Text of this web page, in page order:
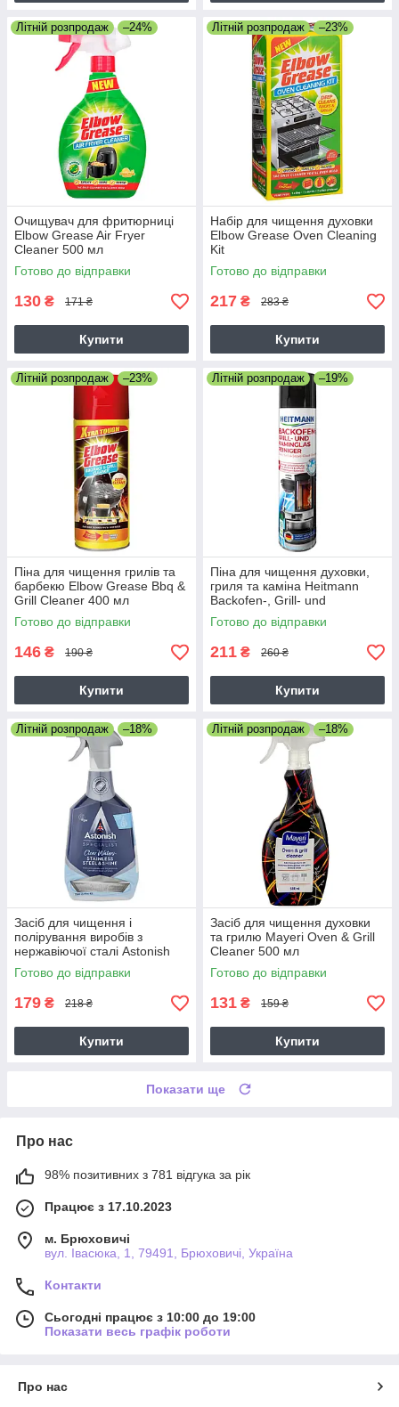
Літній розпродаж –24%
Очищувач для фритюрниці
Elbow Grease Air Fryer
Cleaner 500 мл
Готово до відправки
130 ₴ 171 ₴
Купити
Літній розпродаж –23%
Набір для чищення духовки
Elbow Grease Oven Cleaning
Kit
Готово до відправки
217 ₴ 283 ₴
Купити
Літній розпродаж –23%
Піна для чищення грилів та
барбекю Elbow Grease Bbq &
Grill Cleaner 400 мл
Готово до відправки
146 ₴ 190 ₴
Купити
Літній розпродаж –19%
Піна для чищення духовки,
гриля та каміна Heitmann
Backofen-, Grill- und
Kaminglas Reiniger 400 мл
Готово до відправки
211 ₴ 260 ₴
Купити
Літній розпродаж –18%
Засіб для чищення і
полірування виробів з
нержавіючої сталі Astonish
Stainless Steel&Shine 750мл
Готово до відправки
179 ₴ 218 ₴
Купити
Літній розпродаж –18%
Засіб для чищення духовки
та грилю Mayeri Oven & Grill
Cleaner 500 мл
Готово до відправки
131 ₴ 159 ₴
Купити
Показати ще
Про нас
98% позитивних з 781 відгука за рік
Працює з 17.10.2023
м. Брюховичі
вул. Івасюка, 1, 79491, Брюховичі, Україна
Контакти
Сьогодні працює з 10:00 до 19:00
Показати весь графік роботи
Про нас